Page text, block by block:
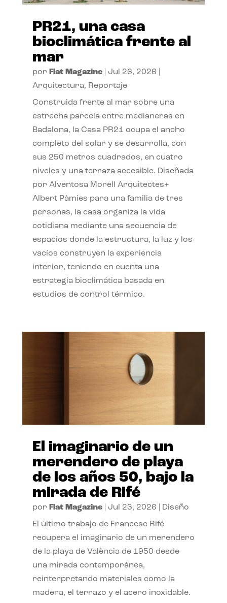
PR21, una casa
bioclimática frente al
mar
por Flat Magazine| Jul 26, 2026
Arquitectura, Reportaje
Construida frente al mar sobre una
estrecha parcela entre medianeras en
Badalona, la Casa PR21 ocupa el ancho
completo del solar y se desarrolla, con
sus 250 metros cuadrados, en cuatro
niveles y una terraza accesible. Diseñada
por Alventosa Morell Arquitectes+
Albert Pàmies para una familia de tres
personas, la casa organiza la vida
cotidiana mediante una secuencia de
espacios donde la estructura, la luz y los
vacíos construyen la experiencia
interior, teniendo en cuenta una
estrategia bioclimática basada en
estudios de control térmico.
El imaginario de un
merendero de playa
de los años 50, bajo la
mirada de Rifé
por Flat Magazine| Jul 23, 2026 Diseño
El último trabajo de Francesc Rifé
recupera el imaginario de un merendero
de la playa de València de 1950 desde
una mirada contemporánea,
reinterpretando materiales como la
madera, el terrazo y el acero inoxidable.